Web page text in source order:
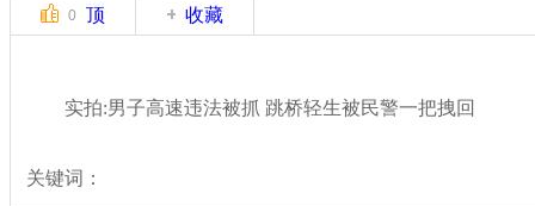
0 顶 收藏
实拍:男子高速违法被抓 跳桥轻生被民警一把拽回
关键词：